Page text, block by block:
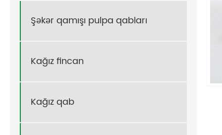
Şəkər qamışı pulpa qabları
Kağız fincan
Kağız qab